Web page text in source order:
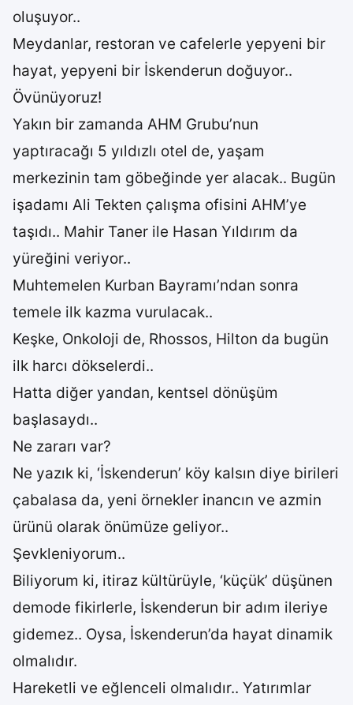
oluşuyor..
Meydanlar, restoran ve cafelerle yepyeni bir
hayat, yepyeni bir İskenderun doğuyor..
Övünüyoruz!
Yakın bir zamanda AHM Grubu’nun
yaptıracağı 5 yıldızlı otel de, yaşam
merkezinin tam göbeğinde yer alacak.. Bugün
işadamı Ali Tekten çalışma ofisini AHM’ye
taşıdı.. Mahir Taner ile Hasan Yıldırım da
yüreğini veriyor..
Muhtemelen Kurban Bayramı’ndan sonra
temele ilk kazma vurulacak..
Keşke, Onkoloji de, Rhossos, Hilton da bugün
ilk harcı dökselerdi..
Hatta diğer yandan, kentsel dönüşüm
başlasaydı..
Ne zararı var?
Ne yazık ki, ‘İskenderun’ köy kalsın diye birileri
çabalasa da, yeni örnekler inancın ve azmin
ürünü olarak önümüze geliyor..
Şevkleniyorum..
Biliyorum ki, itiraz kültürüyle, ‘küçük’ düşünen
demode fikirlerle, İskenderun bir adım ileriye
gidemez.. Oysa, İskenderun’da hayat dinamik
olmalıdır.
Hareketli ve eğlenceli olmalıdır.. Yatırımlar